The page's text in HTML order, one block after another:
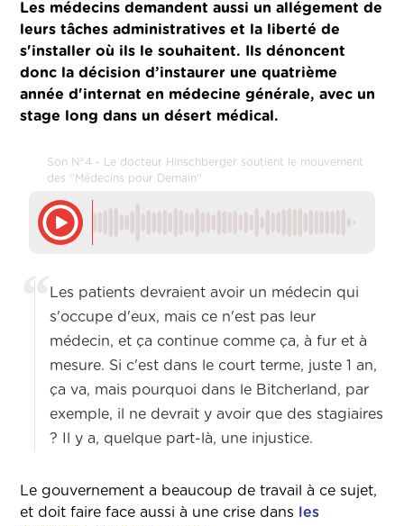
Les médecins demandent aussi un allégement de
leurs tâches administratives et la liberté de
s'installer où ils le souhaitent. Ils dénoncent
donc la décision d’instaurer une quatrième
année d'internat en médecine générale, avec un
stage long dans un désert médical.
Son N°4 - Le docteur Hinschberger soutient le mouvement
des ''Médecins pour Demain''
Les patients devraient avoir un médecin qui
s'occupe d'eux, mais ce n'est pas leur
médecin, et ça continue comme ça, à fur et à
mesure. Si c'est dans le court terme, juste 1 an,
ça va, mais pourquoi dans le Bitcherland, par
exemple, il ne devrait y avoir que des stagiaires
? Il y a, quelque part-là, une injustice.
Le gouvernement a beaucoup de travail à ce sujet,
et doit faire face aussi à une crise dans
les